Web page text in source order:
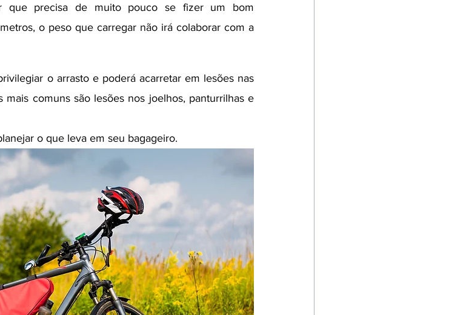
que precisa de muito pouco se fizer um bom
o peso que carregar não irá colaborar com a
o arrasto e poderá acarretar em lesões nas
comuns são lesões nos joelhos, panturrilhas e
o que leva em seu bagageiro.